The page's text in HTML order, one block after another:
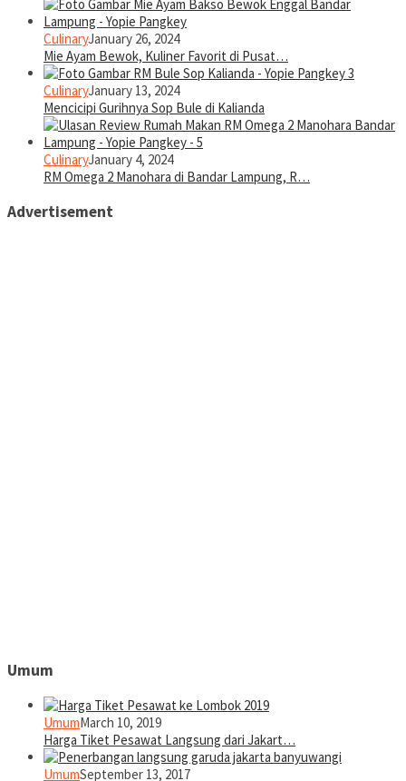
CulinaryJanuary 26, 2024
Mie Ayam Bewok, Kuliner Favorit di Pusat…
CulinaryJanuary 13, 2024
Mencicipi Gurihnya Sop Bule di Kalianda
CulinaryJanuary 4, 2024
RM Omega 2 Manohara di Bandar Lampung, R…
Advertisement
Umum
UmumMarch 10, 2019
Harga Tiket Pesawat Langsung dari Jakart…
UmumSeptember 13, 2017